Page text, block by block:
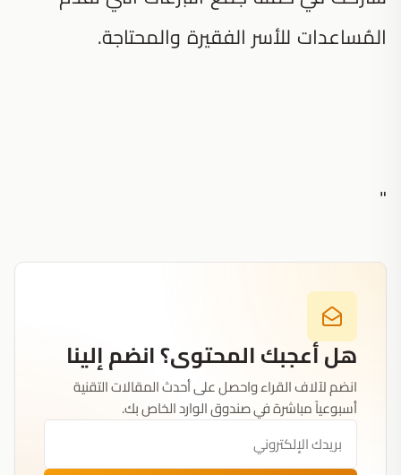
المُساعدات للأسر الفقيرة والمحتاجة.
"
هل أعجبك المحتوى؟ انضم إلينا
انضم لآلاف القراء واحصل على أحدث المقالات التقنية
أسبوعياً مباشرة في صندوق الوارد الخاص بك.